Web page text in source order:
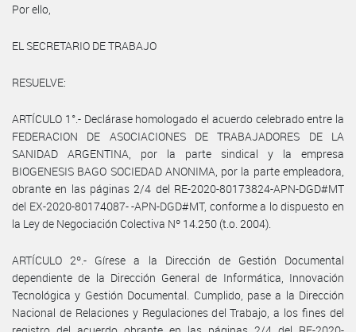
Por ello,
EL SECRETARIO DE TRABAJO
RESUELVE:
ARTÍCULO 1°.- Declárase homologado el acuerdo celebrado entre la
FEDERACION DE ASOCIACIONES DE TRABAJADORES DE LA
SANIDAD ARGENTINA, por la parte sindical y la empresa
BIOGENESIS BAGO SOCIEDAD ANONIMA, por la parte empleadora,
obrante en las páginas 2/4 del RE-2020-80173824-APN-DGD#MT
del EX-2020-80174087- -APN-DGD#MT, conforme a lo dispuesto en
la Ley de Negociación Colectiva Nº 14.250 (t.o. 2004).
ARTÍCULO 2º.- Gírese a la Dirección de Gestión Documental
dependiente de la Dirección General de Informática, Innovación
Tecnológica y Gestión Documental. Cumplido, pase a la Dirección
Nacional de Relaciones y Regulaciones del Trabajo, a los fines del